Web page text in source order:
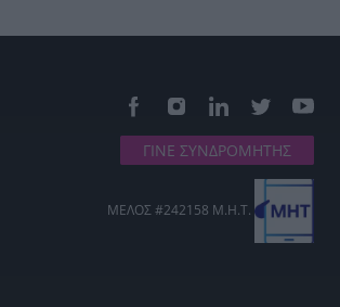
ΓΙΝΕ ΣΥΝΔΡΟΜΗΤΗΣ
ΜΕΛΟΣ #242158 Μ.Η.Τ.